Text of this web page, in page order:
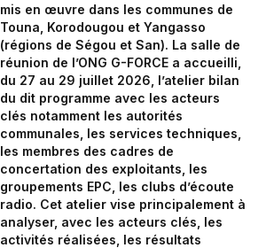
mis en œuvre dans les communes de
Touna, Korodougou et Yangasso
(régions de Ségou et San). La salle de
réunion de l’ONG G-FORCE a accueilli,
du 27 au 29 juillet 2026, l’atelier bilan
du dit programme avec les acteurs
clés notamment les autorités
communales, les services techniques,
les membres des cadres de
concertation des exploitants, les
groupements EPC, les clubs d’écoute
radio. Cet atelier vise principalement à
analyser, avec les acteurs clés, les
activités réalisées, les résultats